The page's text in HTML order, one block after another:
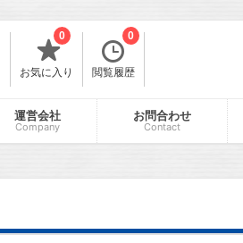
お気に入り
0
閲覧履歴
0
運営会社
Company
お問合わせ
Contact